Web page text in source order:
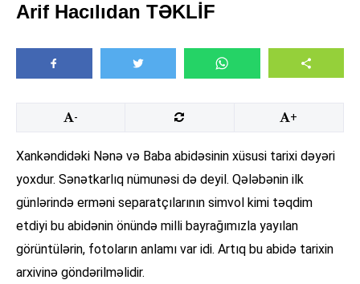
Arif Hacılıdan TƏKLİF
- +
Xankəndidəki Nənə və Baba abidəsinin xüsusi tarixi dəyəri
yoxdur. Sənətkarlıq nümunəsi də deyil. Qələbənin ilk
günlərində erməni separatçılarının simvol kimi təqdim
etdiyi bu abidənin önündə milli bayrağımızla yayılan
görüntülərin, fotoların anlamı var idi. Artıq bu abidə tarixin
arxivinə göndərilməlidir.